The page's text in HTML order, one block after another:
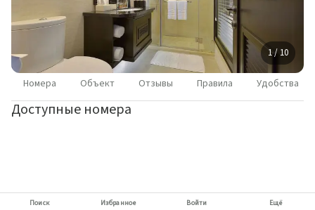
1 / 10
Номера Объект Отзывы Правила Удобства
Доступные номера
Поиск Избранное Войти Ещё